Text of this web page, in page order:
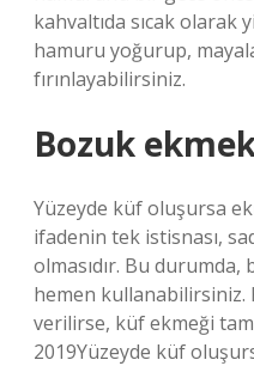
kahvaltıda sıcak olarak
hamuru yoğurup,
fırınlayabilirsiniz.
Bozuk
Yüzeyde küf oluşursa
ifadenin tek istisnası,
olmasıdır. Bu
hemen
verilirse, küf ekmeği
2019Yüzeyde küf